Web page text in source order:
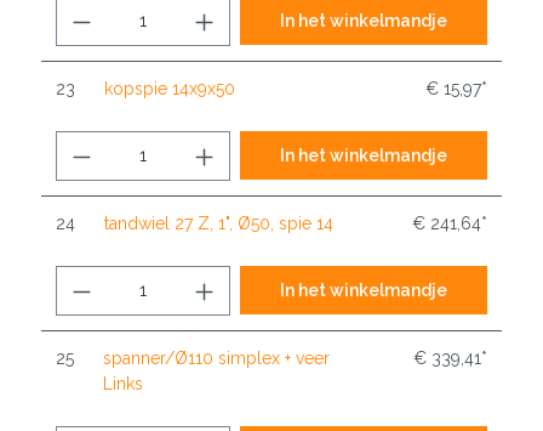
In het winkelmandje
23 kopspie 14x9x50 € 15,97*
In het winkelmandje
24 tandwiel 27 Z, 1", Ø50, spie 14 € 241,64*
In het winkelmandje
25
spanner/Ø110 simplex + veer
Links
€ 339,41*